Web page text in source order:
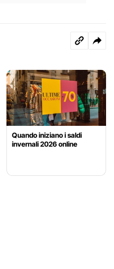
Quando iniziano i saldi
invernali 2026 online